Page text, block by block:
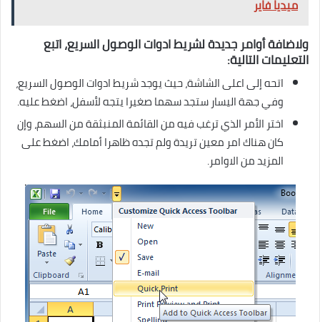
ميديا فاير
ولاضافة أوامر جديدة لشريط ادوات الوصول السريع، اتبع
التعليمات التالية:
اتحه إلى اعلى الشاشة، حيث يوجد شريط ادوات الوصول السريع،
وفي جهة اليسار ستجد سهما صغيرا يتجه لأسفل، اضغط عليه.
اختر الأمر الذي ترغب فيه من القائمة المنبثقة من السهم، وإن
كان هناك امر معين تريدة ولم تجده ظاهرا أمامك، اضغط على
المزيد من الاوامر.